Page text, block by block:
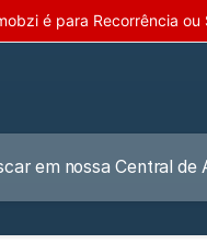
é para Recorrência ou